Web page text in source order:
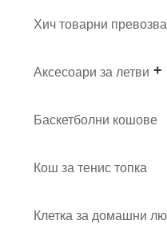
Хич товарни
Аксесоари за летви
Баскетболни кошове
Кош за тенис топка
Клетка за домашни